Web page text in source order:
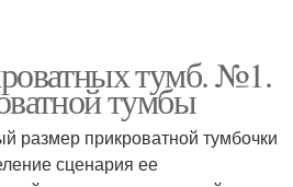
тумб. №1.
тумбы
размер прикроватной тумбочки
сценария ее